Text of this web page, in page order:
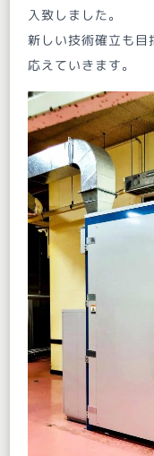
入致しました。
新しい技術確立も目
応えていきます。